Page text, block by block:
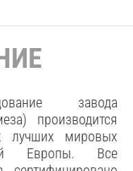
завода
производится
лучших мировых
Европы. Все